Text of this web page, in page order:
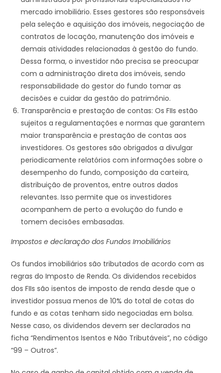
mercado imobiliário. Esses gestores são responsáveis
pela seleção e aquisição dos imóveis, negociação de
contratos de locação, manutenção dos imóveis e
demais atividades relacionadas à gestão do fundo.
Dessa forma, o investidor não precisa se preocupar
com a administração direta dos imóveis, sendo
responsabilidade do gestor do fundo tomar as
decisões e cuidar da gestão do patrimônio.
Transparência e prestação de contas: Os FIIs estão
sujeitos a regulamentações e normas que garantem
maior transparência e prestação de contas aos
investidores. Os gestores são obrigados a divulgar
periodicamente relatórios com informações sobre o
desempenho do fundo, composição da carteira,
distribuição de proventos, entre outros dados
relevantes. Isso permite que os investidores
acompanhem de perto a evolução do fundo e
tomem decisões embasadas.
Impostos e declaração dos Fundos Imobiliários
Os fundos imobiliários são tributados de acordo com as
regras do Imposto de Renda. Os dividendos recebidos
dos FIIs são isentos de imposto de renda desde que o
investidor possua menos de 10% do total de cotas do
fundo e as cotas tenham sido negociadas em bolsa.
Nesse caso, os dividendos devem ser declarados na
ficha “Rendimentos Isentos e Não Tributáveis”, no código
“99 – Outros”.